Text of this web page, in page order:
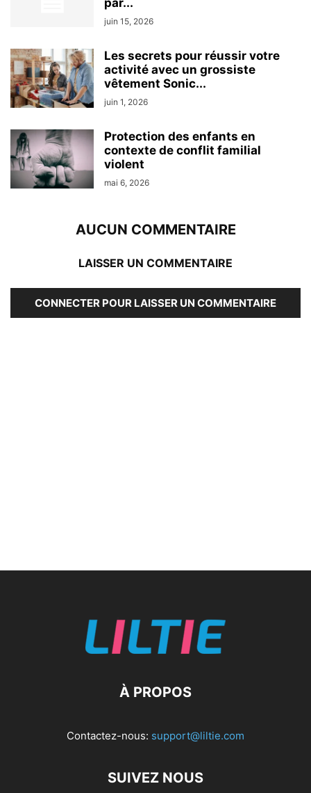
juin 15, 2026
Les secrets pour réussir votre
activité avec un grossiste
vêtement Sonic...
juin 1, 2026
Protection des enfants en
contexte de conflit familial
violent
mai 6, 2026
AUCUN COMMENTAIRE
LAISSER UN COMMENTAIRE
CONNECTER POUR LAISSER UN COMMENTAIRE
À PROPOS
Contactez-nous: support@liltie.com
SUIVEZ NOUS